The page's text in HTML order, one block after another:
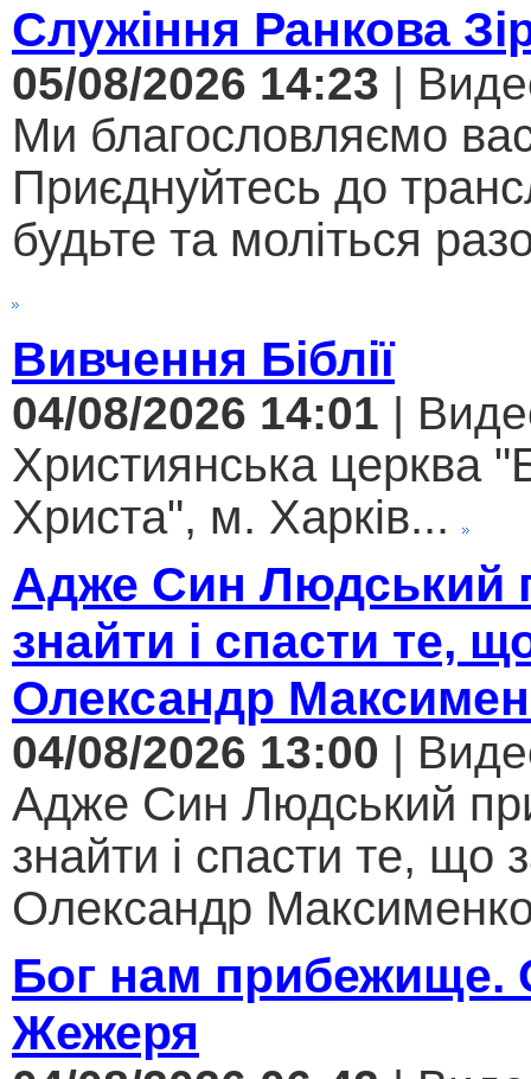
Служіння Ранкова
05/08/2026 14:23 |
Ми благословляємо
Приєднуйтесь до
будьте та моліться
Вивчення Біблії
04/08/2026 14:01 |
Християнська церква
Христа", м. Харків...
Адже Син Людський
знайти і спасти те,
Олександр
04/08/2026 13:00 |
Адже Син Людський
знайти і спасти те, що
Олександр
Бог нам прибежище.
Жежеря